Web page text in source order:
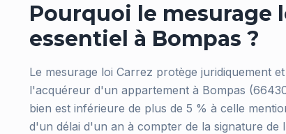
Pourquoi le mesurage
essentiel à Bompas ?
Le mesurage loi Carrez protège juridiquement
l'acquéreur d'un appartement à Bompas
bien est inférieure de plus de 5 % à celle
d'un délai d'un an à compter de la signature